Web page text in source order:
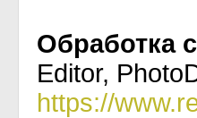
Обработка
Editor,
https://